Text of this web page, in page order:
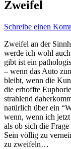
Zweifel
Schreibe einen
Zweifel an der
werde ich wohl
gibt ist ein
– wenn das Auto
bleibt, wenn die
die erhoffte
strahlend
natürlich über ein
wenn, wenn ich
als ob sich die
Sein völlig zu
zu zweifeln…